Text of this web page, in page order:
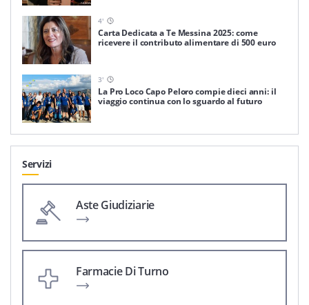
4'
Carta Dedicata a Te Messina 2025: come
ricevere il contributo alimentare di 500 euro
3'
La Pro Loco Capo Peloro compie dieci anni: il
viaggio continua con lo sguardo al futuro
Servizi
Aste Giudiziarie
Farmacie Di Turno